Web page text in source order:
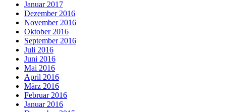
Januar 2017
Dezember 2016
November 2016
Oktober 2016
September 2016
Juli 2016
Juni 2016
Mai 2016
April 2016
März 2016
Februar 2016
Januar 2016